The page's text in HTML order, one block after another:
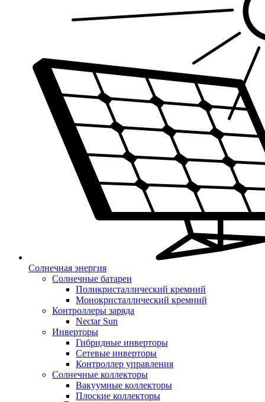
Солнечная энергия
Солнечные батареи
Поликристаллический кремний
Монокристаллический кремний
Контроллеры заряда
Nectar Sun
Инверторы
Гибридные инверторы
Сетевые инверторы
Контроллер управления
Солнечные коллекторы
Вакуумные коллекторы
Плоские коллекторы